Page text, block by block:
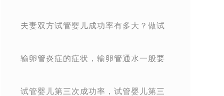
夫妻双方试管婴儿成功率有多大？做试
输卵管炎症的症状，输卵管通水一般要
试管婴儿第三次成功率，试管婴儿第三